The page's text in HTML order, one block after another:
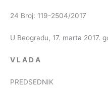
24 Broj: 119-2504/2017
U Beogradu, 17. marta 2017.
V L A D A
PREDSEDNIK